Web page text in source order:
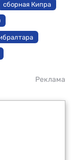
сборная Кипра
Реклама